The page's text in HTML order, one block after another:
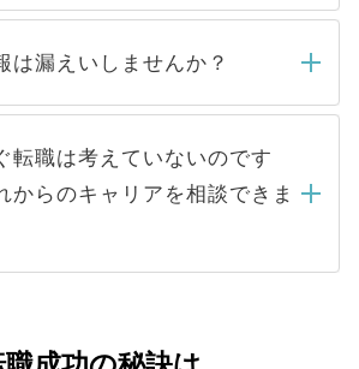
を避けるため 人気のある医療機
てしまうと、応募が殺到する場
関が求める条件に合った人材の
介会社に依頼するケースが増え
を強要することは一切ありませ
仮に応募先から内定をいただい
る必要はありません。内定先へ
絡はキャリアパートナーが行い
は漏えいしませんか？
漏えいすることはありませんの
ください。当サイトからの登録
したご登録者様の個人情報は、
ャリアアップおよび転職活動の
に使用いたします。お預かりし
ての個人データはご本人の許可
報の取り扱いについての厳密な
転職は考えていないのです
からのキャリアを相談できま
、現在の医療機関の状況や紹介